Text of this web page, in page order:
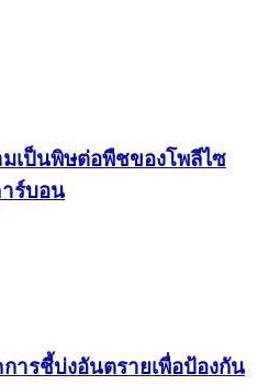
เป็นพิษต่อพืชของโพลีไซ
ร์บอน
ารชี้บ่งอันตรายเพื่อป้องกัน